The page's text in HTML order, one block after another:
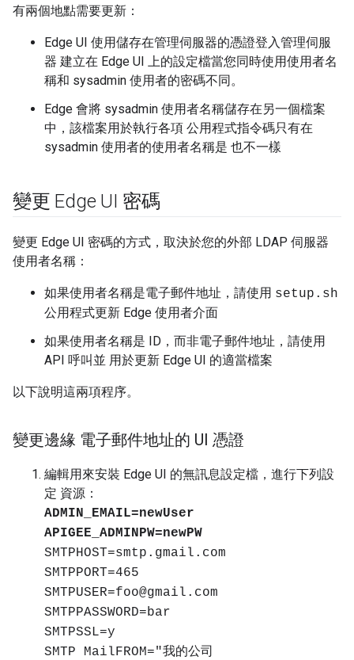
有兩個地點需要更新：
Edge UI 使用儲存在管理伺服器的憑證登入管理伺服
器 建立在 Edge UI 上的設定檔當您同時使用使用者名
稱和 sysadmin 使用者的密碼不同。
Edge 會將 sysadmin 使用者名稱儲存在另一個檔案
中，該檔案用於執行各項 公用程式指令碼只有在
sysadmin 使用者的使用者名稱是 也不一樣
變更 Edge UI 密碼
變更 Edge UI 密碼的方式，取決於您的外部 LDAP 伺服器
使用者名稱：
如果使用者名稱是電子郵件地址，請使用 setup.sh
公用程式更新 Edge 使用者介面
如果使用者名稱是 ID，而非電子郵件地址，請使用
API 呼叫並 用於更新 Edge UI 的適當檔案
以下說明這兩項程序。
變更邊緣 電子郵件地址的 UI 憑證
編輯用來安裝 Edge UI 的無訊息設定檔，進行下列設
定 資源：
ADMIN_EMAIL=newUser
APIGEE_ADMINPW=newPW
SMTPHOST=smtp.gmail.com
SMTPPORT=465
SMTPUSER=foo@gmail.com
SMTPPASSWORD=bar
SMTPSSL=y
SMTP MailFROM="我的公司